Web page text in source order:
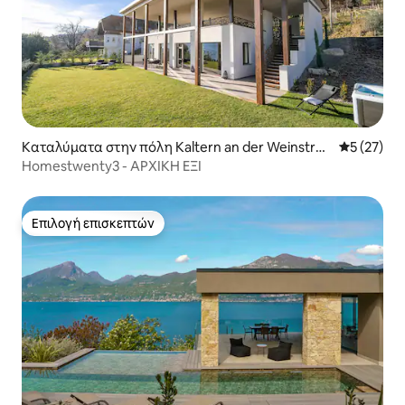
Καταλύματα στην πόλη Kaltern an der Weinstraß
e
Μέση
5 (27)
Homestwenty3 - ΑΡΧΙΚΗ ΕΞΙ
Επιλογή επισκεπτών
Επιλογή επισκεπτών